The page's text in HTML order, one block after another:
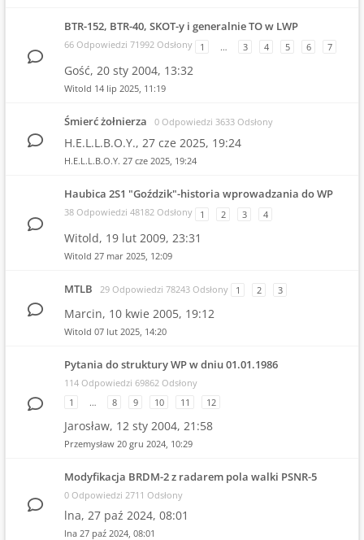
BTR-152, BTR-40, SKOT-y i generalnie TO w LWP
66 Odpowiedzi 71992 Odsłony 1 … 3 4 5 6 7
Gość, 20 sty 2004, 13:32
Witold 14 lip 2025, 11:19
Śmierć żołnierza 0 Odpowiedzi 3633 Odsłony
H.E.L.L.B.O.Y., 27 cze 2025, 19:24
H.E.L.L.B.O.Y. 27 cze 2025, 19:24
Haubica 2S1 "Goździk"-historia wprowadzania do WP
38 Odpowiedzi 48182 Odsłony 1 2 3 4
Witold, 19 lut 2009, 23:31
Witold 27 mar 2025, 12:09
MTLB 29 Odpowiedzi 78243 Odsłony 1 2 3
Marcin, 10 kwie 2005, 19:12
Witold 07 lut 2025, 14:20
Pytania do struktury WP w dniu 01.01.1986
114 Odpowiedzi 69862 Odsłony
1
… 8 9 10 11 12
Jarosław, 12 sty 2004, 21:58
Przemysław 20 gru 2024, 10:29
Modyfikacja BRDM-2 z radarem pola walki PSNR-5
0 Odpowiedzi 2711 Odsłony
lna, 27 paź 2024, 08:01
lna 27 paź 2024, 08:01